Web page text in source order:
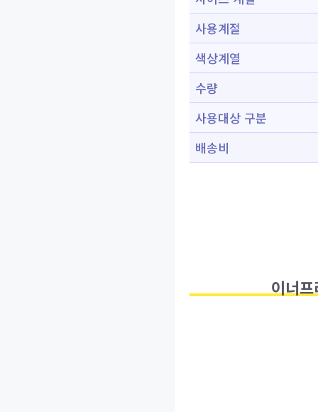
사용계절
색상계열
수량
사용대상 구분
배송비
이너